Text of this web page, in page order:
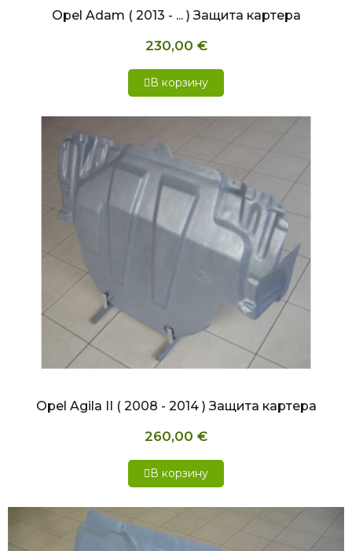
Opel Adam ( 2013 - ... ) Защита картера
230,00 €
В корзину
БЫСТРЫЙ ПРОСМОТР
Opel Agila II ( 2008 - 2014 ) Защита картера
260,00 €
В корзину